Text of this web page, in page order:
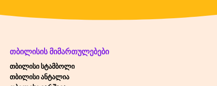
ᲗᲑᲘᲚᲘᲡᲘᲡ ᲛᲘᲛᲐᲠᲗᲣᲚᲔᲑᲔᲑᲘ
თბილისი სტამბოლი
თბილისი ანტალია